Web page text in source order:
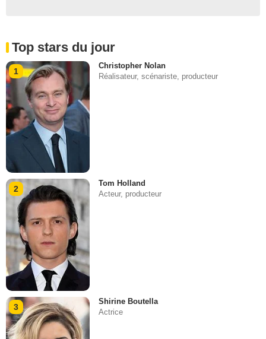
Top stars du jour
1
Christopher Nolan
Réalisateur, scénariste, producteur
2
Tom Holland
Acteur, producteur
3
Shirine Boutella
Actrice